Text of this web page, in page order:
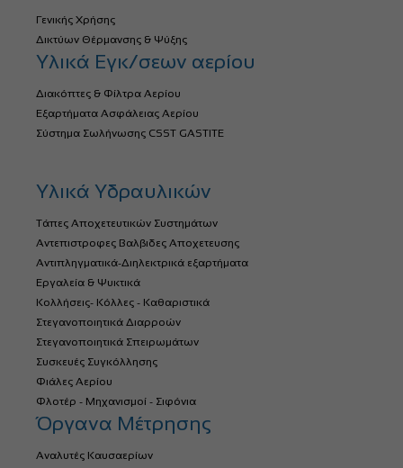
Γενικής Χρήσης
Δικτύων Θέρμανσης & Ψύξης
Υλικά Εγκ/σεων αερίου
Διακόπτες & Φίλτρα Αερίου
Εξαρτήματα Ασφάλειας Αερίου
Σύστημα Σωλήνωσης CSST GASTITE
Υλικά Υδραυλικών
Τάπες Αποχετευτικών Συστημάτων
Αντεπιστροφες Βαλβιδες Αποχετευσης
Αντιπληγματικά-Διηλεκτρικά εξαρτήματα
Εργαλεία & Ψυκτικά
Κολλήσεις- Κόλλες - Καθαριστικά
Στεγανοποιητικά Διαρροών
Στεγανοποιητικά Σπειρωμάτων
Συσκευές Συγκόλλησης
Φιάλες Αερίου
Φλοτέρ - Μηχανισμοί - Σιφόνια
Όργανα Μέτρησης
Αναλυτές Καυσαερίων